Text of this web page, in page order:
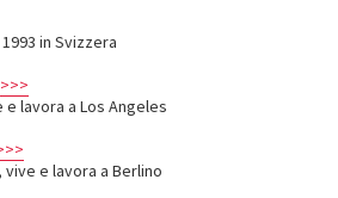
in Svizzera
>>>
e lavora a Los Angeles
vive e lavora a Berlino